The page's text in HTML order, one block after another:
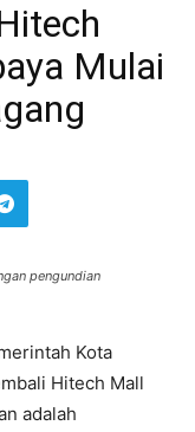
Mulai
pengundian
Kota
Hitech Mall
adalah